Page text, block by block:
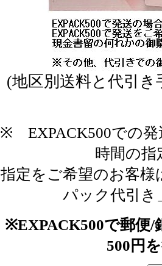
(地区別送料と代引
※ EXPACK500での発
時間の指
指定をご希望のお客
パック代引き
※EXPACK500で郵便/
500円